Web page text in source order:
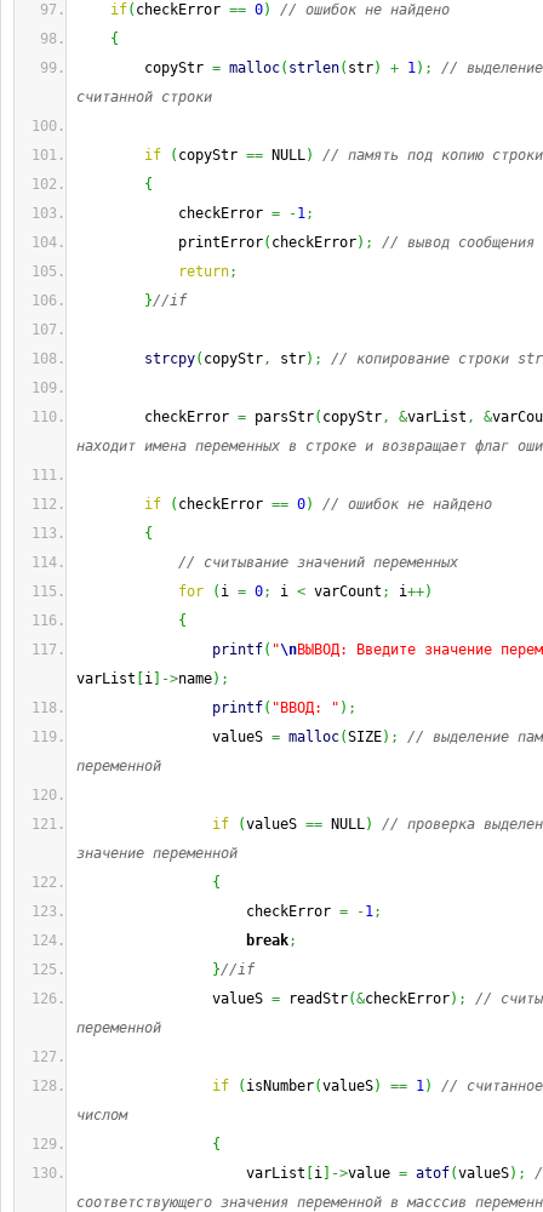
if( checkError == 0)
// ошибок не найдено
{
copyStr = malloc( strlen( str) + 1) ;
//
считанной строки
if ( copyStr == NULL)
// память под копию
{
checkError = -1;
printError( checkError) ;
// вывод сообщения
return;
}//if
strcpy( copyStr, str) ; // копирование строки
checkError = parsStr( copyStr, &varList , &
находит имена переменных в строке и возвращает флаг
if ( checkError == 0)
// ошибок не найдено
{
// считывание значений переменных
for
( i = 0; i < varCount ; i++)
{
printf( "\nВЫВОД: Введите значение
varList
i ->name) ;
printf( "ВВОД: " ) ;
valueS = malloc(SIZE) ;
// выделение
переменной
if (valueS == NULL)
// проверка
значение переменной
{
checkError = -1;
break;
}//if
valueS = readStr(&checkError) ;
//
переменной
if ( isNumber(valueS) == 1)
// считанное
числом
{
varList
i ->value = atof(valueS) ;
соответствующего значения переменной в масссив